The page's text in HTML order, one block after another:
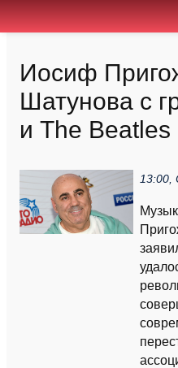
Иосиф
Шатунова с
и The Beatles
13:00,